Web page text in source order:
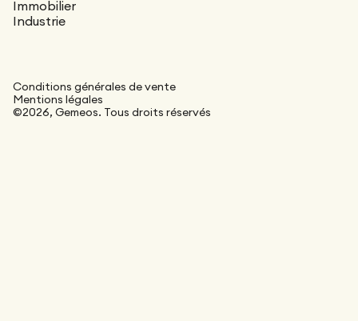
Immobilier
Industrie
Conditions générales de vente
Mentions légales
©2026, Gemeos. Tous droits réservés